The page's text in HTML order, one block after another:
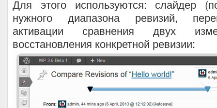
Для этого используются: слайдер
нужного диапазона ревизий,
активации сравнения двух
восстановления конкретной ревизии: